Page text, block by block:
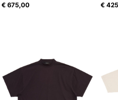
€ 675,00
€